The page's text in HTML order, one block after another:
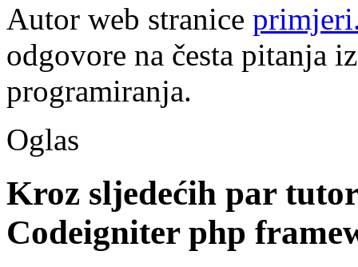
Autor web stranice
odgovore na česta pitanja
programiranja.
Oglas
Kroz sljedećih par
Codeigniter php